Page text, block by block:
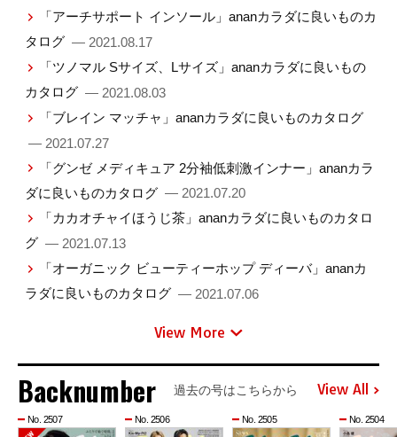
「アーチサポート インソール」ananカラダに良いものカ
タログ — 2021.08.17
「ツノマル Sサイズ、Lサイズ」ananカラダに良いもの
カタログ — 2021.08.03
「ブレイン マッチャ」ananカラダに良いものカタログ
— 2021.07.27
「グンゼ メディキュア 2分袖低刺激インナー」ananカラ
ダに良いものカタログ — 2021.07.20
「カカオチャイほうじ茶」ananカラダに良いものカタロ
グ — 2021.07.13
「オーガニック ビューティーホップ ディーバ」ananカ
ラダに良いものカタログ — 2021.07.06
View More
Backnumber 過去の号はこちらから View All
No. 2507 No. 2506 No. 2505 No. 2504